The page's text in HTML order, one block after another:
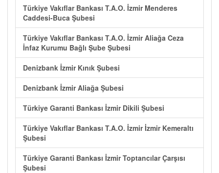
Türkiye Vakıflar Bankası T.A.O. İzmir Menderes
Caddesi-Buca Şubesi
Türkiye Vakıflar Bankası T.A.O. İzmir Aliağa Ceza
İnfaz Kurumu Bağlı Şube Şubesi
Denizbank İzmir Kınık Şubesi
Denizbank İzmir Aliağa Şubesi
Türkiye Garanti Bankası İzmir Dikili Şubesi
Türkiye Vakıflar Bankası T.A.O. İzmir İzmir Kemeraltı
Şubesi
Türkiye Garanti Bankası İzmir Toptancılar Çarşısı
Şubesi